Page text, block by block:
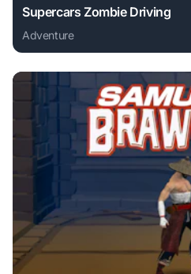
Supercars Zombie Driving
Adventure
Play Supercars Zombie